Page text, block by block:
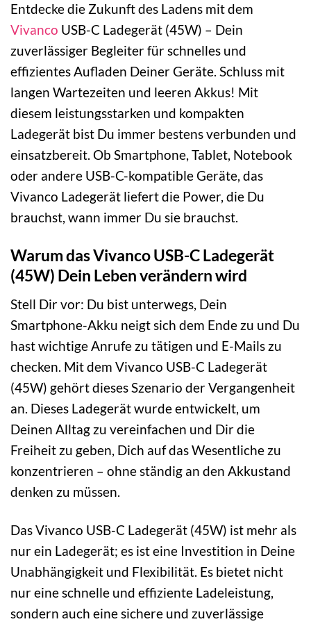
Entdecke die Zukunft des Ladens mit dem
Vivanco USB-C Ladegerät (45W) – Dein
zuverlässiger Begleiter für schnelles und
effizientes Aufladen Deiner Geräte. Schluss mit
langen Wartezeiten und leeren Akkus! Mit
diesem leistungsstarken und kompakten
Ladegerät bist Du immer bestens verbunden und
einsatzbereit. Ob Smartphone, Tablet, Notebook
oder andere USB-C-kompatible Geräte, das
Vivanco Ladegerät liefert die Power, die Du
brauchst, wann immer Du sie brauchst.
Warum das Vivanco USB-C Ladegerät
(45W) Dein Leben verändern wird
Stell Dir vor: Du bist unterwegs, Dein
Smartphone-Akku neigt sich dem Ende zu und Du
hast wichtige Anrufe zu tätigen und E-Mails zu
checken. Mit dem Vivanco USB-C Ladegerät
(45W) gehört dieses Szenario der Vergangenheit
an. Dieses Ladegerät wurde entwickelt, um
Deinen Alltag zu vereinfachen und Dir die
Freiheit zu geben, Dich auf das Wesentliche zu
konzentrieren – ohne ständig an den Akkustand
denken zu müssen.
Das Vivanco USB-C Ladegerät (45W) ist mehr als
nur ein Ladegerät; es ist eine Investition in Deine
Unabhängigkeit und Flexibilität. Es bietet nicht
nur eine schnelle und effiziente Ladeleistung,
sondern auch eine sichere und zuverlässige